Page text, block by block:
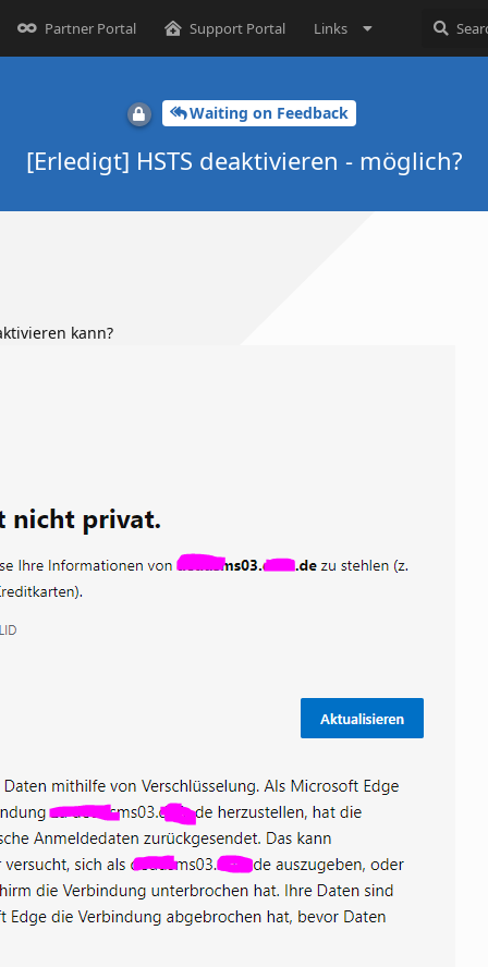
Partner Portal Support Portal Links
Waiting on Feedback
[Erledigt] HSTS deaktivieren - möglich?
kann?